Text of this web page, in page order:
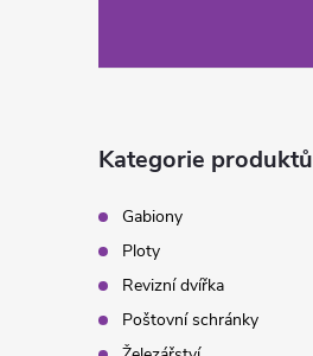
Kategorie produktů
Gabiony
Ploty
Revizní dvířka
Poštovní schránky